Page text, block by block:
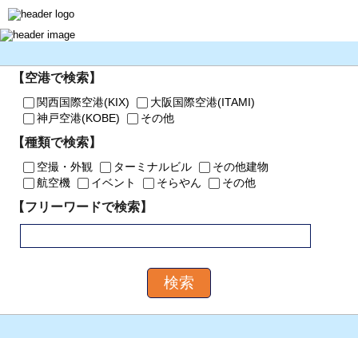
【空港で検索】
関西国際空港(KIX)
大阪国際空港(ITAMI)
神戸空港(KOBE)
その他
【種類で検索】
空撮・外観 ターミナルビル
その他建物
航空機
イベント そらやん その他
【フリーワードで検索】